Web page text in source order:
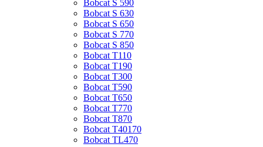
Bobcat S 590
Bobcat S 630
Bobcat S 650
Bobcat S 770
Bobcat S 850
Bobcat T110
Bobcat T190
Bobcat T300
Bobcat T590
Bobcat T650
Bobcat T770
Bobcat T870
Bobcat T40170
Bobcat TL470